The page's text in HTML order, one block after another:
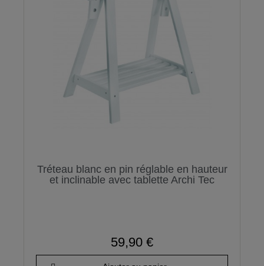
Tréteau blanc en pin réglable en hauteur
et inclinable avec tablette Archi Tec
59,90 €